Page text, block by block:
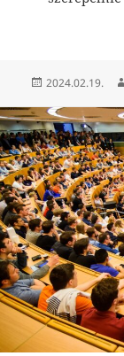
Közzétéve
2024.02.19.